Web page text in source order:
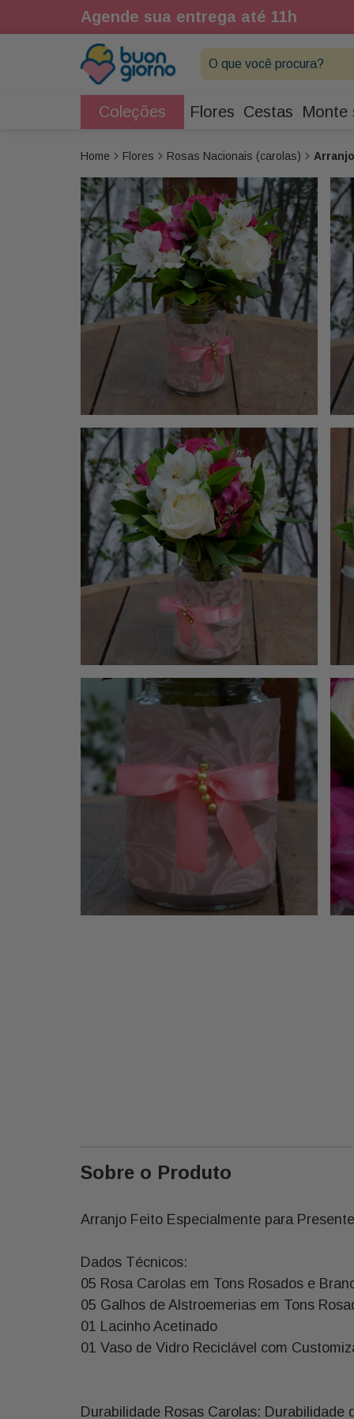
Agende sua entrega até 11h
O que você procura?
Coleções Flores Cestas Monte
Flores Rosas Nacionais (carolas)
Sobre o Produto
Arranjo Feito Especialmente para
Dados Técnicos:
05 Rosa Carolas em Tons Rosados e
05 Galhos de Alstroemerias em Tons
01 Lacinho Acetinado
01 Vaso de Vidro Reciclável com
Durabilidade Rosas Carolas: Durabilidade